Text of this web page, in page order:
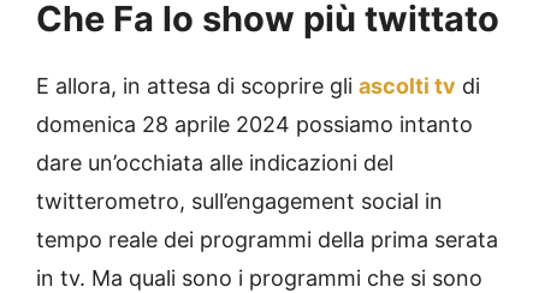
Che Fa lo show più twittato
E allora, in attesa di scoprire gli ascolti tv di
domenica 28 aprile 2024 possiamo intanto
dare un’occhiata alle indicazioni del
twitterometro, sull’engagement social in
tempo reale dei programmi della prima serata
in tv. Ma quali sono i programmi che si sono